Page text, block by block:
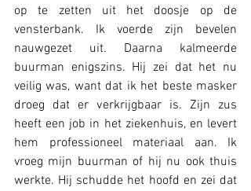
op te zetten uit het doosje op de
vensterbank. Ik voerde zijn bevelen
nauwgezet uit. Daarna kalmeerde
buurman enigszins. Hij zei dat het nu
veilig was, want dat ik het beste masker
droeg dat er verkrijgbaar is. Zijn zus
heeft een job in het ziekenhuis, en levert
hem professioneel materiaal aan. Ik
vroeg mijn buurman of hij nu ook thuis
werkte. Hij schudde het hoofd en zei dat